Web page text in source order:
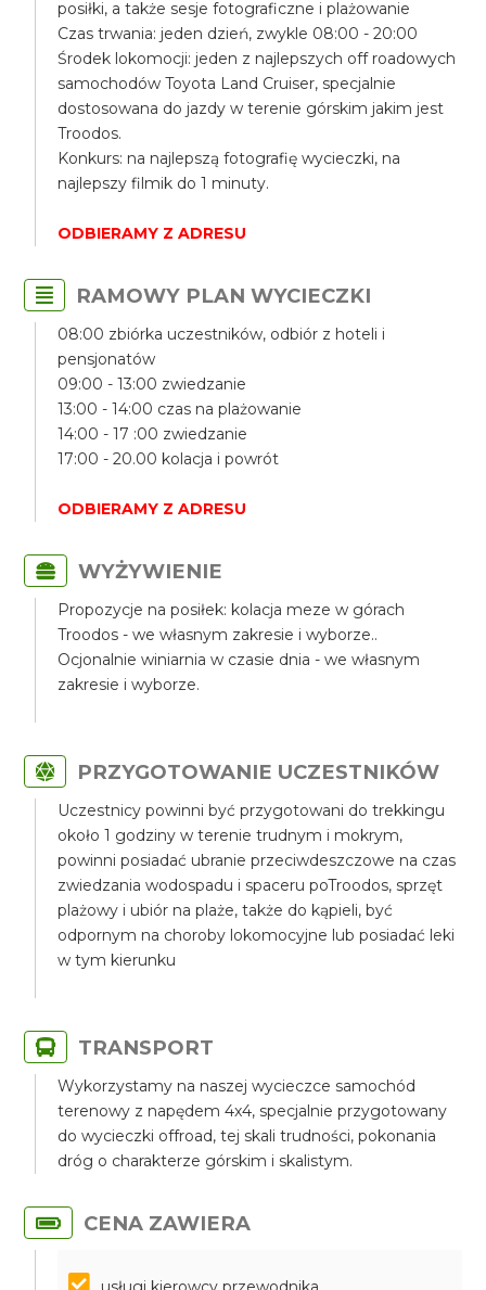
posiłki, a także sesje fotograficzne i plażowanie
Czas trwania: jeden dzień, zwykle 08:00 - 20:00
Środek lokomocji: jeden z najlepszych off roadowych
samochodów Toyota Land Cruiser, specjalnie
dostosowana do jazdy w terenie górskim jakim jest
Troodos.
Konkurs: na najlepszą fotografię wycieczki, na
najlepszy filmik do 1 minuty.
ODBIERAMY Z ADRESU
RAMOWY PLAN WYCIECZKI
08:00 zbiórka uczestników, odbiór z hoteli i
pensjonatów
09:00 - 13:00 zwiedzanie
13:00 - 14:00 czas na plażowanie
14:00 - 17 :00 zwiedzanie
17:00 - 20.00 kolacja i powrót
ODBIERAMY Z ADRESU
WYŻYWIENIE
Propozycje na posiłek: kolacja meze w górach
Troodos - we własnym zakresie i wyborze..
Ocjonalnie winiarnia w czasie dnia - we własnym
zakresie i wyborze.
PRZYGOTOWANIE UCZESTNIKÓW
Uczestnicy powinni być przygotowani do trekkingu
około 1 godziny w terenie trudnym i mokrym,
powinni posiadać ubranie przeciwdeszczowe na czas
zwiedzania wodospadu i spaceru poTroodos, sprzęt
plażowy i ubiór na plaże, także do kąpieli, być
odpornym na choroby lokomocyjne lub posiadać leki
w tym kierunku
TRANSPORT
Wykorzystamy na naszej wycieczce samochód
terenowy z napędem 4x4, specjalnie przygotowany
do wycieczki offroad, tej skali trudności, pokonania
dróg o charakterze górskim i skalistym.
CENA ZAWIERA